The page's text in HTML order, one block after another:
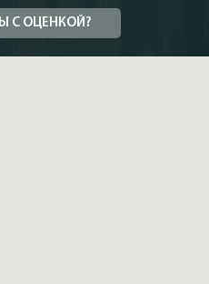
С ОЦЕНКОЙ?